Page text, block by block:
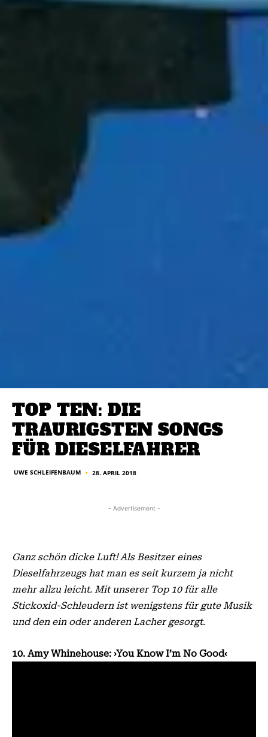
TOP TEN: DIE
TRAURIGSTEN SONGS
FÜR DIESELFAHRER
UWE SCHLEIFENBAUM ■ 28. APRIL 2018
- Advertisement -
Ganz schön dicke Luft! Als Besitzer eines
Dieselfahrzeugs hat man es seit kurzem ja nicht
mehr allzu leicht. Mit unserer Top 10 für alle
Stickoxid-Schleudern ist wenigstens für gute Musik
und den ein oder anderen Lacher gesorgt.
10. Amy Whinehouse: ›You Know I’m No Good‹